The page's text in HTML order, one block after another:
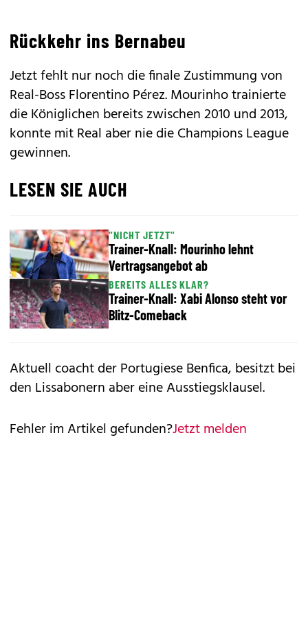
Rückkehr ins Bernabeu
Jetzt fehlt nur noch die finale Zustimmung von
Real-Boss Florentino Pérez. Mourinho trainierte
die Königlichen bereits zwischen 2010 und 2013,
konnte mit Real aber nie die Champions League
gewinnen.
LESEN SIE AUCH
"NICHT JETZT"
Trainer-Knall: Mourinho lehnt
Vertragsangebot ab
BEREITS ALLES KLAR?
Trainer-Knall: Xabi Alonso steht vor
Blitz-Comeback
Aktuell coacht der Portugiese Benfica, besitzt bei
den Lissabonern aber eine Ausstiegsklausel.
Fehler im Artikel gefunden?Jetzt melden